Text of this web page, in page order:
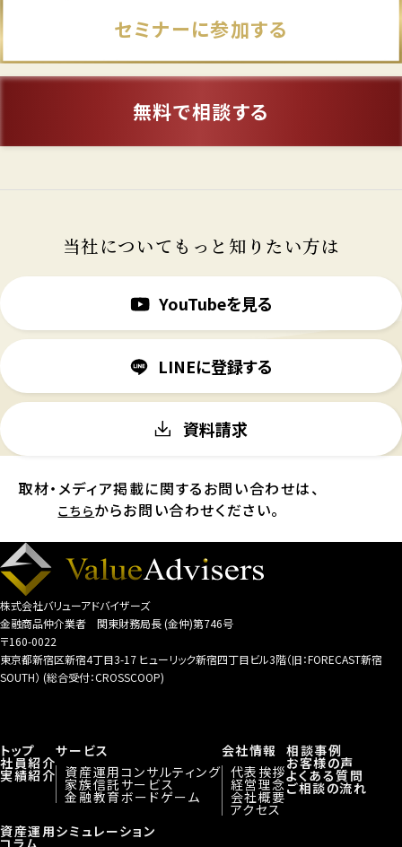
セミナーに参加する
無料で相談する
当社についてもっと知りたい方は
YouTubeを見る
LINEに登録する
資料請求
取材・メディア掲載に関するお問い合わせは、
こちらからお問い合わせください。
株式会社バリューアドバイザーズ
金融商品仲介業者 関東財務局長 (金仲)第746号
〒160-0022
東京都新宿区新宿4丁目3-17 ヒューリック新宿四丁目ビル3階（旧：FORECAST新宿
SOUTH） (総合受付：CROSSCOOP)
トップ
社員紹介
実績紹介
サービス
資産運用コンサルティング
家族信託サービス
金融教育ボードゲーム
会社情報
代表挨拶
経営理念
会社概要
アクセス
相談事例
お客様の声
よくある質問
ご相談の流れ
資産運用シミュレーション